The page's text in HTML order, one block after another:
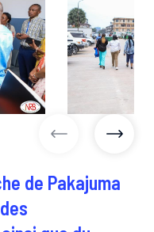
de Pakajuma